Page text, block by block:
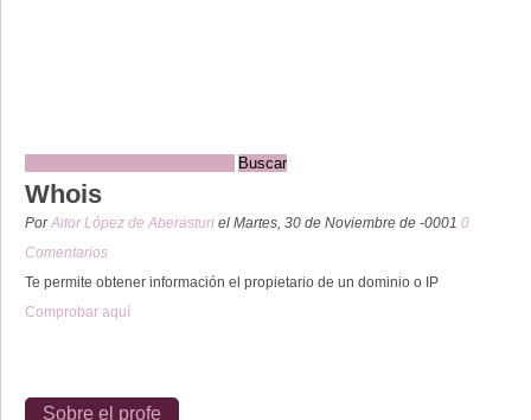
Whois
PorAitor López de Aberasturi el Martes, 30 de Noviembre de -0001 0
Comentarios
Te permite obtener información el propietario de un dominio o IP
Comprobar aquí
Sobre el profe